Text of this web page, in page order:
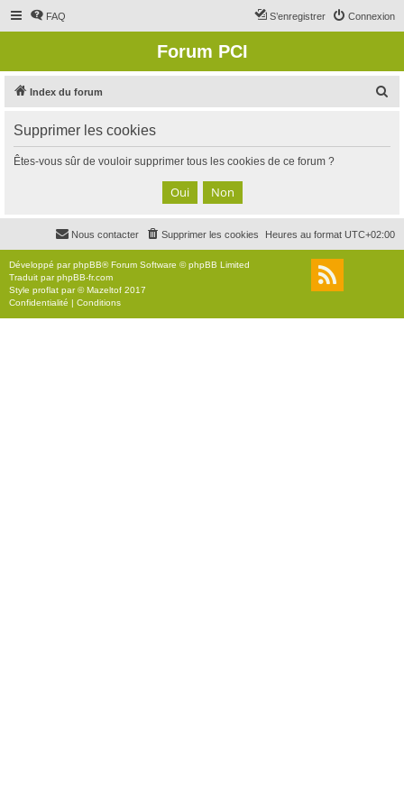
FAQ Connexion
S’enregistrer
Forum PCI
Index du forum
c
Supprimer les cookies
Êtes-vous sûr de vouloir supprimer tous les cookies de ce forum ?
Heures au format UTC+02:00
Supprimer les cookies
Nous contacter
Développé parphpBB® Forum Software © phpBB Limited
Traduit parphpBB-fr.com
Style proflat par ©Mazeltof 2017
Confidentialité | Conditions